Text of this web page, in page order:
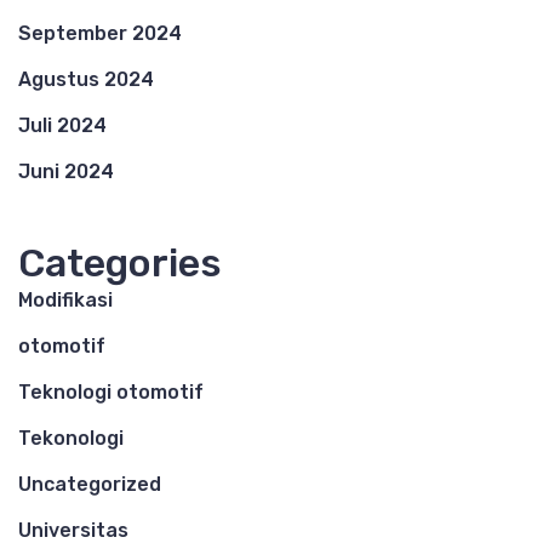
September 2024
Agustus 2024
Juli 2024
Juni 2024
Categories
Modifikasi
otomotif
Teknologi otomotif
Tekonologi
Uncategorized
Universitas